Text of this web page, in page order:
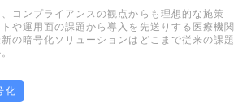
コンプライアンスの観点からも理想的な施策
や運用面の課題から導入を先送りする医療機関
の暗号化ソリューションはどこまで従来の課題
化